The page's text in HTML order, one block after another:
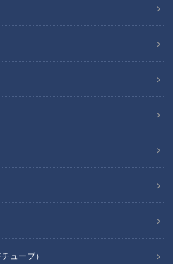
ューブ）
田×石井のデララバ』！今回は、
スーパーSP！安さの秘密を徹底
り切る”がモットー！
”だから！
んに！
に売り切る”がモットー！